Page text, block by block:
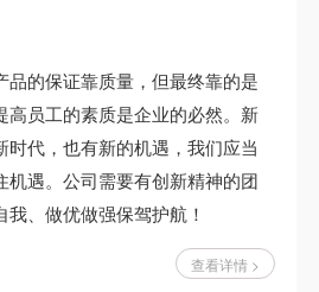
管理智能化；公司半自动化生产
司自主开发五通力矩/速度传感
备力矩传感器自主生产能力的企
计能力和精益的制造能力，使公
知名度得到显著提升。
查看详情 >